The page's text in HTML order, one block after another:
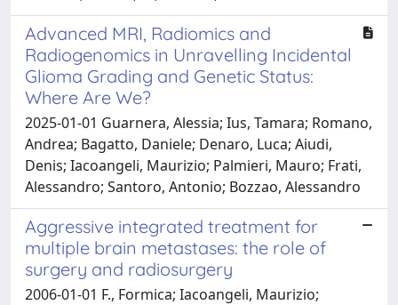
Advanced MRI, Radiomics and
Radiogenomics in Unravelling Incidental
Glioma Grading and Genetic Status:
Where Are We?
2025-01-01 Guarnera, Alessia; Ius, Tamara; Romano,
Andrea; Bagatto, Daniele; Denaro, Luca; Aiudi,
Denis; Iacoangeli, Maurizio; Palmieri, Mauro; Frati,
Alessandro; Santoro, Antonio; Bozzao, Alessandro
Aggressive integrated treatment for
multiple brain metastases: the role of
surgery and radiosurgery
2006-01-01 F., Formica; Iacoangeli, Maurizio;